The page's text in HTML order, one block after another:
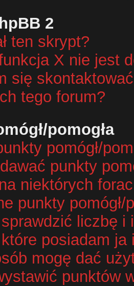
2
ten skrypt?
X nie jest
się
tego forum?
pomogła
pomógł/
punkty
niektórych
punkty pomógł/
liczbę i
posiadam
mogę dać
punktów